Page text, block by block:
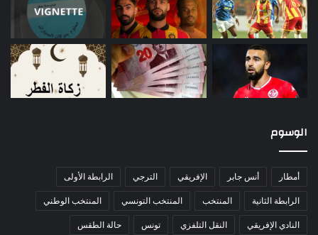
الوسوم
أمطار أنس جابر الإفريقي الترجي الرابطة الأولى
الرابطة الثانية المنتخب المنتخب التونسي المنتخب الوطني
النادي الإفريقي النقل التلفزي تونس حالة الطقس